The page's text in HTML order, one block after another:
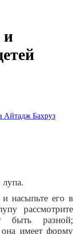
и
Айтадж Бахруз
лупа.
насыпьте его в
рассмотрите
быть разной;
она имеет форму